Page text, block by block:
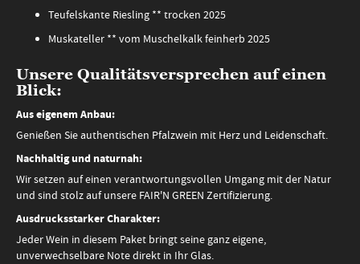
Teufelskante Riesling ** trocken 2025
Muskateller ** vom Muschelkalk feinherb 2025
Unsere Qualitätsversprechen auf einen
Blick:
Aus eigenem Anbau:
Genießen Sie authentischen Pfalzwein mit Herz und Leidenschaft.
Nachhaltig und naturnah:
Wir setzen auf einen verantwortungsvollen Umgang mit der Natur
und sind stolz auf unsere FAIR'N GREEN Zertifizierung.
Ausdrucksstarker Charakter:
Jeder Wein in diesem Paket bringt seine ganz eigene,
unverwechselbare Note direkt in Ihr Glas.